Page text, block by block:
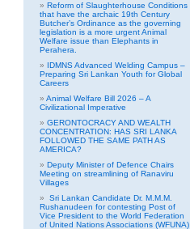
Reform of Slaughterhouse Conditions
that have the archaic 19th Century
Butcher’s Ordinance as the governing
legislation is a more urgent Animal
Welfare issue than Elephants in
Perahera.
IDMNS Advanced Welding Campus –
Preparing Sri Lankan Youth for Global
Careers
Animal Welfare Bill 2026 – A
Civilizational Imperative
GERONTOCRACY AND WEALTH
CONCENTRATION: HAS SRI LANKA
FOLLOWED THE SAME PATH AS
AMERICA?
Deputy Minister of Defence Chairs
Meeting on streamlining of Ranaviru
Villages
Sri Lankan Candidate Dr. M.M.M.
Rushanudeen for contesting Post of
Vice President to the World Federation
of United Nations Associations (WFUNA)